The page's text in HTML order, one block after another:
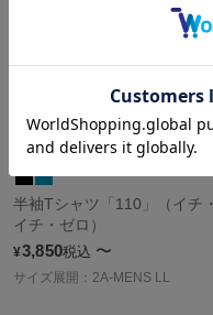
半袖Tシャツ「110」（イチ・
イチ・ゼロ）
¥3,850税込 〜
サイズ展開：2A-MENS LL